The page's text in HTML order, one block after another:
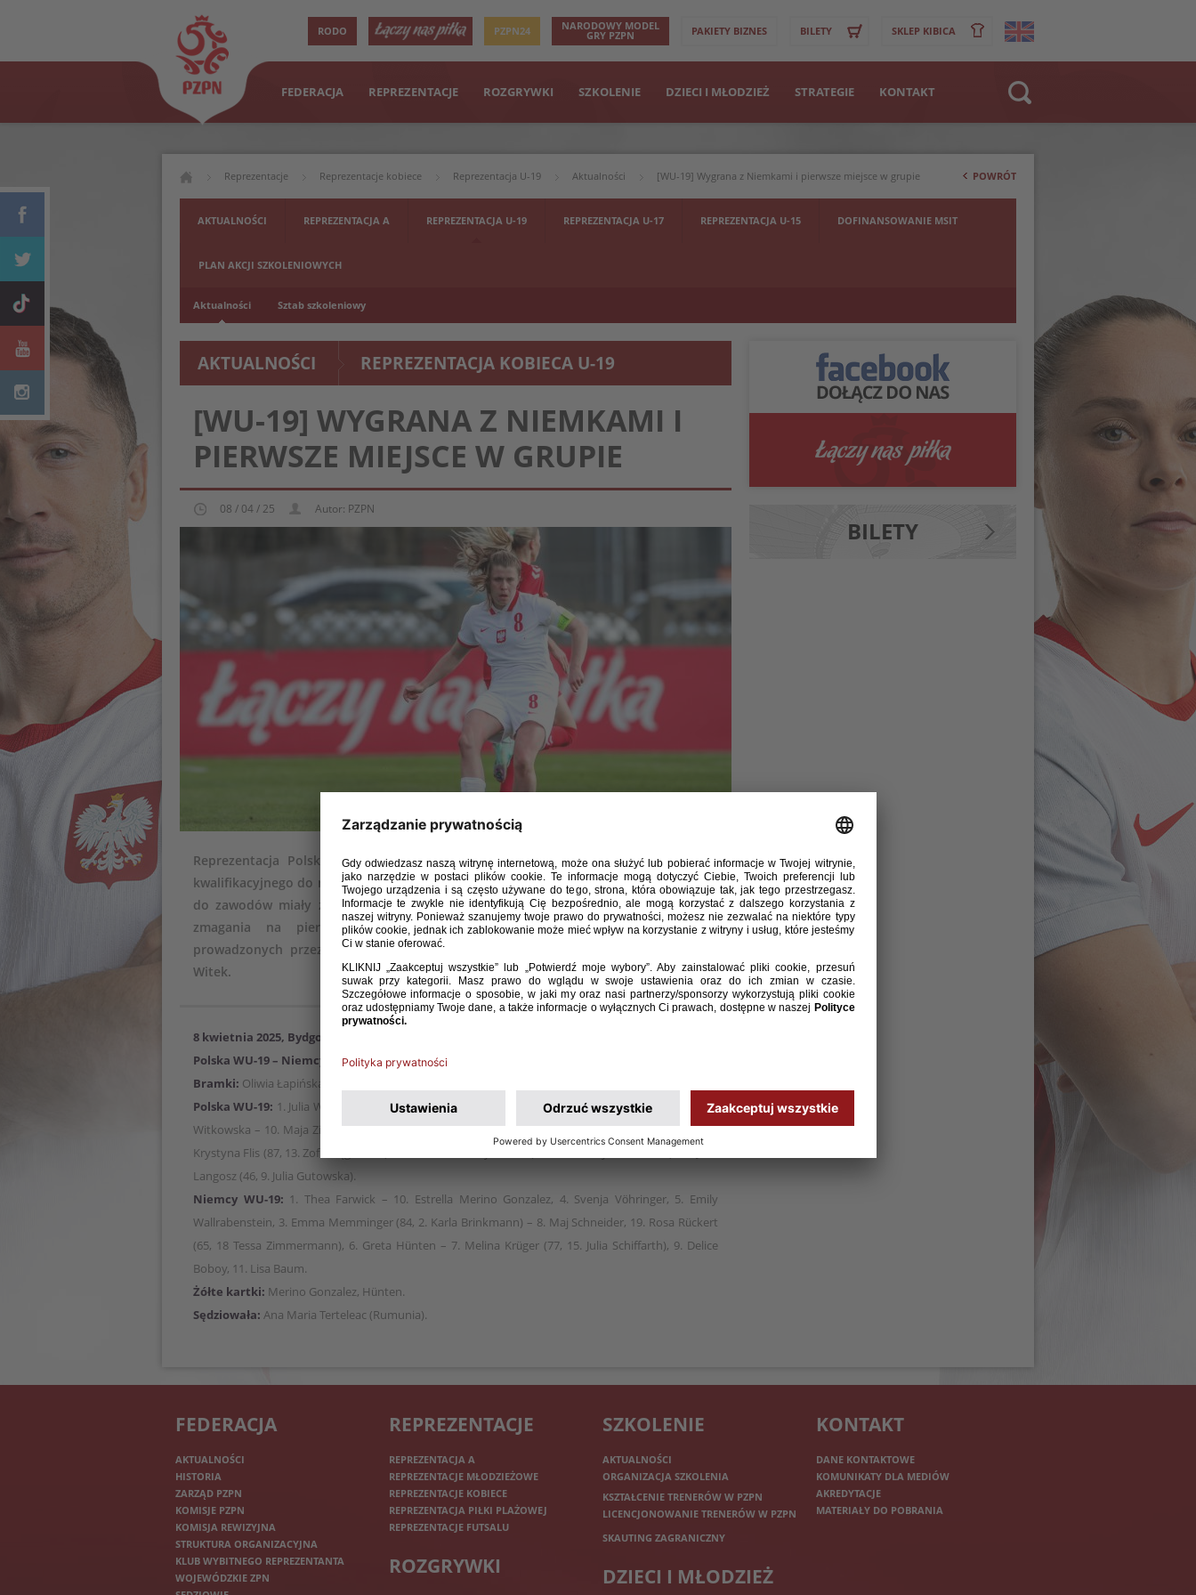
RODO PZPN24 NARODOWY MODEL
GRY PZPN PAKIETY BIZNES BILETY SKLEP KIBICA
FEDERACJA REPREZENTACJE ROZGRYWKI SZKOLENIE DZIECI I MŁODZIEŻ STRATEGIE KONTAKT
>
Strona WWW
Zawodnik
Reprezentacje Reprezentacje kobiece Reprezentacja U-19 Aktualności [WU-19] Wygrana z Niemkami i pierwsze miejsce w grupie POWRÓT
AKTUALNOŚCI REPREZENTACJA A REPREZENTACJA U-19 REPREZENTACJA U-17 REPREZENTACJA U-15 DOFINANSOWANIE MSIT
PLAN AKCJI SZKOLENIOWYCH
Aktualności Sztab szkoleniowy
AKTUALNOŚCI REPREZENTACJA KOBIECA U-19
[WU-19] WYGRANA Z NIEMKAMI I
PIERWSZE MIEJSCE W GRUPIE
08 / 04 / 25 Autor: PZPN
Reprezentacja Polski kobiet do lat 19 pokonała Niemki na zakończenie turnieju
kwalifikacyjnego do mistrzostw Europy 2025. Biało-czerwone, jako gospodynie, awans
do zawodów miały zagwarantowany, ale dzięki wygranej w Bydgoszczy zakończyły
zmagania na pierwszym miejscu w grupie. Bramki dla biało-czerwonych
prowadzonych przez Marcina Kasprowicza zdobyły Oliwia Łapińska oraz Zuzanna
Witek.
8 kwietnia 2025, Bydgoszcz
Polska WU-19 – Niemcy WU-19 2:1 (0:1)
Bramki: Oliwia Łapińska 62, Zuzanna Witek 78 – Delice Boboy 8.
Polska WU-19: 1. Julia Woźniak – 5. Emilia Sobierajska, 4. Magda Piekarska, 2. Oliwia Łapińska, 6. Iga
Witkowska – 10. Maja Zielińska (60, 20. Inez Sikora), 15. Weronika Araśniewicz, 8. Zuzanna Witek, 7.
Krystyna Flis (87, 13. Zofia Pągowska) – 16. Zuzanna Grzywińska (90+3, 3. Martyna Bartczak), 14. Julia
Langosz (46, 9. Julia Gutowska).
Niemcy WU-19: 1. Thea Farwick – 10. Estrella Merino Gonzalez, 4. Svenja Vöhringer, 5. Emily
Wallrabenstein, 3. Emma Memminger (84, 2. Karla Brinkmann) – 8. Maj Schneider, 19. Rosa Rückert
(65, 18 Tessa Zimmermann), 6. Greta Hünten – 7. Melina Krüger (77, 15. Julia Schiffarth), 9. Delice
Boboy, 11. Lisa Baum.
Żółte kartki: Merino Gonzalez, Hünten.
Sędziowała: Ana Maria Terteleac (Rumunia).
BILETY
FEDERACJA
AKTUALNOŚCI
HISTORIA
ZARZĄD PZPN
KOMISJE PZPN
KOMISJA REWIZYJNA
STRUKTURA ORGANIZACYJNA
KLUB WYBITNEGO REPREZENTANTA
WOJEWÓDZKIE ZPN
REPREZENTACJE
REPREZENTACJA A
REPREZENTACJE MŁODZIEŻOWE
REPREZENTACJE KOBIECE
REPREZENTACJA PIŁKI PLAŻOWEJ
REPREZENTACJE FUTSALU
ROZGRYWKI
SZKOLENIE
AKTUALNOŚCI
ORGANIZACJA SZKOLENIA
KSZTAŁCENIE TRENERÓW W PZPN
LICENCJONOWANIE TRENERÓW W PZPN
SKAUTING ZAGRANICZNY
DZIECI I MŁODZIEŻ
KONTAKT
DANE KONTAKTOWE
KOMUNIKATY DLA MEDIÓW
AKREDYTACJE
MATERIAŁY DO POBRANIA